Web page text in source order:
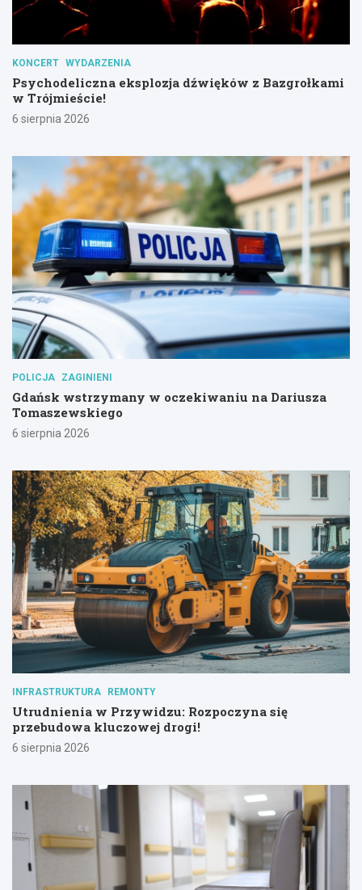
KONCERT WYDARZENIA
Psychodeliczna eksplozja dźwięków z Bazgrołkami
w Trójmieście!
6 sierpnia 2026
POLICJA ZAGINIENI
Gdańsk wstrzymany w oczekiwaniu na Dariusza
Tomaszewskiego
6 sierpnia 2026
INFRASTRUKTURA REMONTY
Utrudnienia w Przywidzu: Rozpoczyna się
przebudowa kluczowej drogi!
6 sierpnia 2026